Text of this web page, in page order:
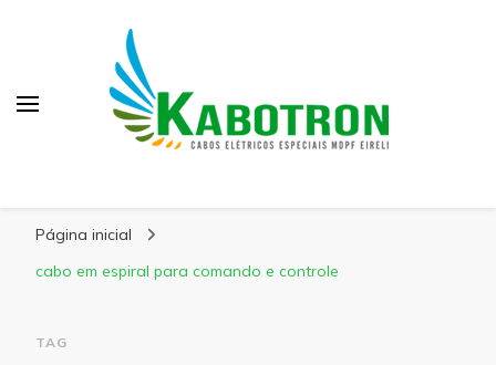
Página inicial
cabo em espiral para comando e controle
TAG